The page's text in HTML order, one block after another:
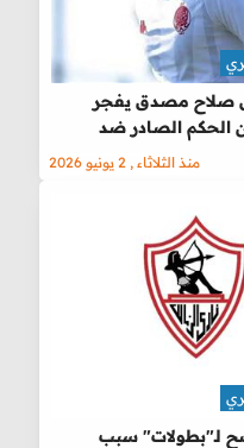
صلاح مصدق يفجر
الحكم الصادر ضد
منذ الثلاثاء , 2 يونيو 2026
لـ"بطولات" سبب